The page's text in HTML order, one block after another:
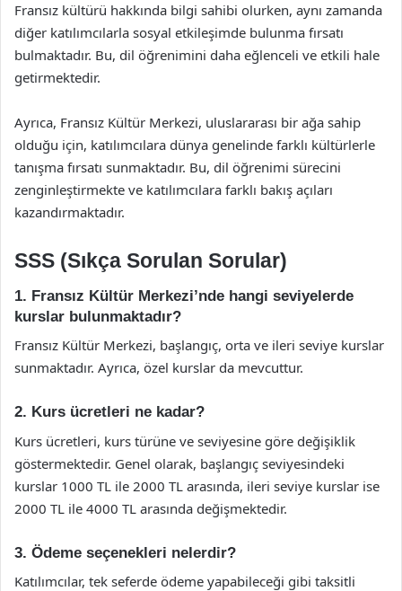
Fransız kültürü hakkında bilgi sahibi olurken, aynı zamanda
diğer katılımcılarla sosyal etkileşimde bulunma fırsatı
bulmaktadır. Bu, dil öğrenimini daha eğlenceli ve etkili hale
getirmektedir.
Ayrıca, Fransız Kültür Merkezi, uluslararası bir ağa sahip
olduğu için, katılımcılara dünya genelinde farklı kültürlerle
tanışma fırsatı sunmaktadır. Bu, dil öğrenimi sürecini
zenginleştirmekte ve katılımcılara farklı bakış açıları
kazandırmaktadır.
SSS (Sıkça Sorulan Sorular)
1. Fransız Kültür Merkezi’nde hangi seviyelerde
kurslar bulunmaktadır?
Fransız Kültür Merkezi, başlangıç, orta ve ileri seviye kurslar
sunmaktadır. Ayrıca, özel kurslar da mevcuttur.
2. Kurs ücretleri ne kadar?
Kurs ücretleri, kurs türüne ve seviyesine göre değişiklik
göstermektedir. Genel olarak, başlangıç seviyesindeki
kurslar 1000 TL ile 2000 TL arasında, ileri seviye kurslar ise
2000 TL ile 4000 TL arasında değişmektedir.
3. Ödeme seçenekleri nelerdir?
Katılımcılar, tek seferde ödeme yapabileceği gibi taksitli